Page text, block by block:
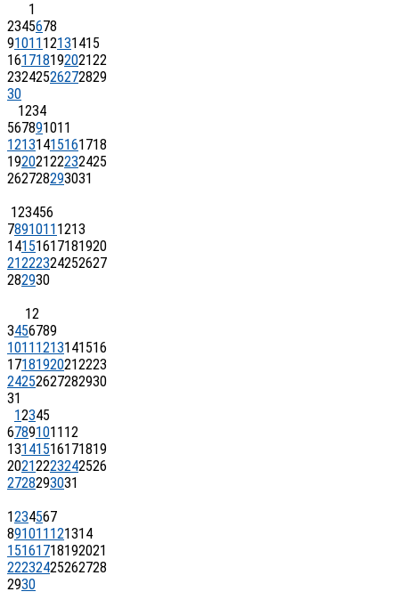
1
2345678
91011 12131415
16171819202122
23242526272829
30
1234
567891011
12131415161718
19202122232425
262728293031
123456
7891011 1213
14151617181920
21222324252627
282930
12
3456789
1011 1213141516
17181920212223
24252627282930
31
12345
67891011 12
13141516171819
20212223242526
2728293031
1234567
891011 121314
15161718192021
22232425262728
2930